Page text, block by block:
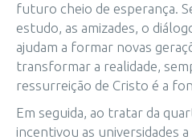
futuro cheio de esperança.
estudo, as amizades, o
ajudam a formar novas
transformar a realidade,
ressurreição de Cristo é a
Em seguida, ao tratar da
incentivou as universidades